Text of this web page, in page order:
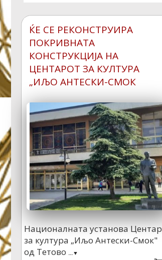
СЛОВЕНИЈА
Министерот за внатрешни
работи Оливер Спасовски и
градоначалникот
ВО КРИВА ПАЛАНКА
РЕАЛИЗИРАН ТРЕНИНГ
ОД ФИБА ПРОЕКТОТ
„НЕЈЗИНИОТ СВЕТ,
НЕЈЗИНИ ПРАВИЛА”
Во основното општинско
училиште „Јоаким Крчовски“
ЌЕ СЕ РЕКОНСТРУИРА
ПОКРИВНАТА
КОНСТРУКЦИЈА НА
ЦЕНТАРОТ ЗА КУЛТУРА
„ИЉО АНТЕСКИ-СМОК
Националната установа Центар
за култура „Иљо Антески-Смок"
од Тетово ...▼